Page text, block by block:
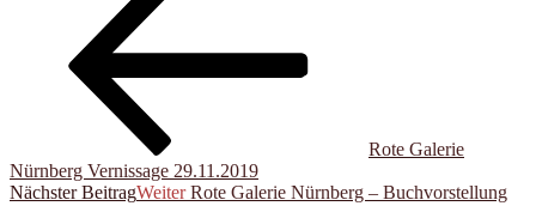
Rote Galerie
Nürnberg Vernissage 29.11.2019
Nächster BeitragWeiter Rote Galerie Nürnberg – Buchvorstellung